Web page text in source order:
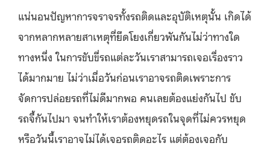
แน่นอนปัญหาการจราจรทั้งรถติดและอุบัติเหตุนั้น เกิดได้
จากหลากหลายสาเหตุที่ยึดโยงเกี่ยวพันกันไม่ว่าทางใด
ทางหนึ่ง ในการขับขี่รถแต่ละวันเราสามารถเจอเรื่องราว
ได้มากมาย ไม่ว่าเมื่อวันก่อนเราอาจรถติดเพราะการ
จัดการปล่อยรถที่ไม่ดีมากพอ คนเลยต้องแย่งกันไป ขับ
รถจี้กันไปมา จนทำให้เราต้องหยุดรถในจุดที่ไม่ควรหยุด
หรือวันนี้เราอาจไม่ได้เจอรถติดอะไร แต่ต้องเจอกับ